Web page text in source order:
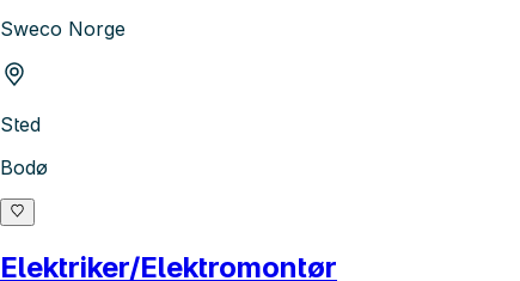
Sweco Norge
Sted
Bodø
Elektriker/Elektromontør